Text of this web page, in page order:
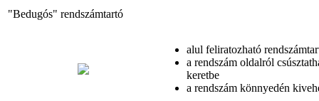
"Bedugós" rendszámtartó
alul feliratozható
a rendszám oldalról
keretbe
a rendszám könnyedén